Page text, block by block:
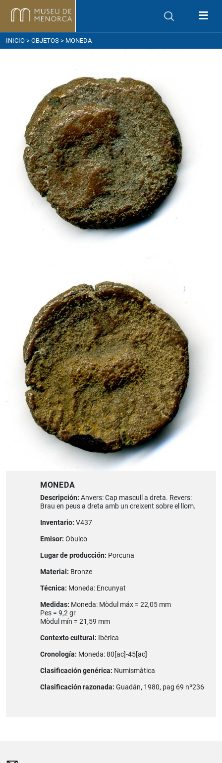
llegar
INICIO > OBJETOS > MONEDA
MONEDA
Descripción: Anvers: Cap masculí a dreta. Revers:
Brau en peus a dreta amb un creixent sobre el llom.
Inventario: V437
Emisor: Obulco
Lugar de producción: Porcuna
Material: Bronze
Técnica: Moneda: Encunyat
Medidas: Moneda: Mòdul máx = 22,05 mm
Pes = 9,2 gr
Mòdul mín = 21,59 mm
Contexto cultural: Ibèrica
Cronología: Moneda: 80[ac]-45[ac]
Clasificación genérica: Numismàtica
Clasificación razonada: Guadán, 1980, pag 69 nº236